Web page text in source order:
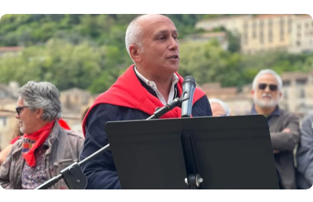
APPLE